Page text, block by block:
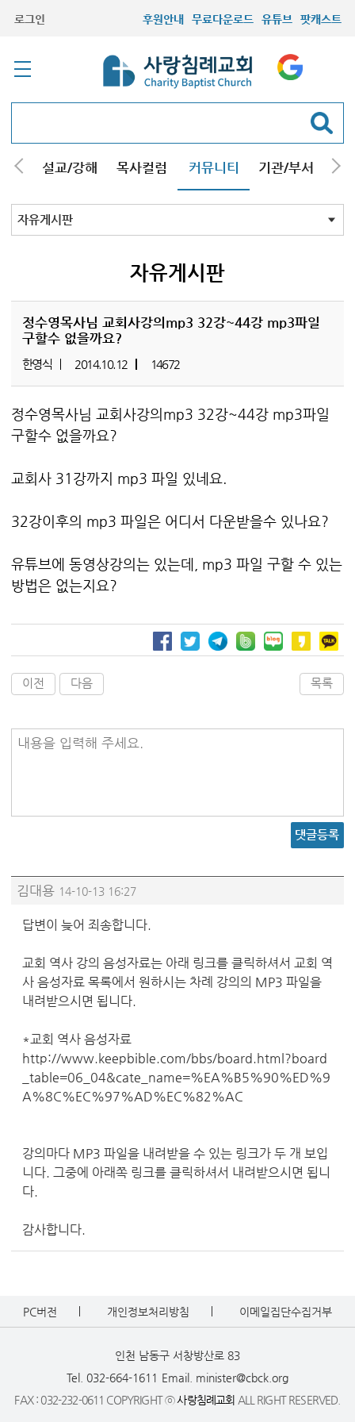
로그인 후원안내 무료다운로드 유튜브 팟캐스트
내 설교/강해 목사컬럼 커뮤니티 기관/부서 선
최근등록자료
자유게시판
자유게시판
정수영목사님 교회사강의mp3 32강~44강 mp3파일
구할수 없을까요?
한영식 2014.10.12 14672
정수영목사님 교회사강의mp3 32강~44강 mp3파일
구할수 없을까요?
교회사 31강까지 mp3 파일 있네요.
32강이후의 mp3 파일은 어디서 다운받을수 있나요?
유튜브에 동영상강의는 있는데, mp3 파일 구할 수 있는
방법은 없는지요?
이전 다음 목록
내용을 입력해 주세요.
댓글등록
김대용 14-10-13 16:27
답변이 늦어 죄송합니다.
교회 역사 강의 음성자료는 아래 링크를 클릭하셔서 교회 역
사 음성자료 목록에서 원하시는 차례 강의의 MP3 파일을
내려받으시면 됩니다.
*교회 역사 음성자료
http://www.keepbible.com/bbs/board.html?board
_table=06_04&cate_name=%EA%B5%90%ED%9
A%8C%EC%97%AD%EC%82%AC
강의마다 MP3 파일을 내려받을 수 있는 링크가 두 개 보입
니다. 그중에 아래쪽 링크를 클릭하셔서 내려받으시면 됩니
다.
감사합니다.
PC버전 개인정보처리방침 이메일집단수집거부
인천 남동구 서창방산로 83
Tel. 032-664-1611 Email. minister@cbck.org
FAX : 032-232-0611 COPYRIGHT ⓒ사랑침례교회 ALL RIGHT RESERVED.